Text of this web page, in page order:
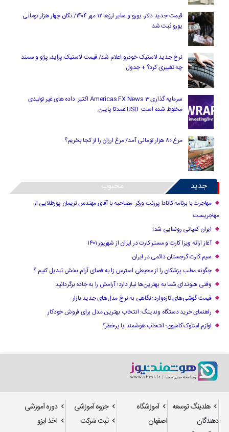
قیمت جدید دلار، یورو و سایر ارزها ۱۲ مهر ۱۴۰۴/ تکان چهار هزار تومانی
یورو ثبت شد
نرخ جدید لاستیک خودرو اعلام شد/ قیمت لاستیک پراید، پژو و سمند
چه تغییری کرد؟ + جدول
سرمایه گذاری Americas FX News 3 اکتبر: داده های غیر تولیدی
مخلوط شده است. USD عمدتا پایین.
مرغ ۸۰ هزار تومانی آمد/ مرغ ارزان را از کجا بخریم؟
جدید محبوب
مهاجرت با برنامه کانادا پرزنت ورکر: مصاحبه با آقای مهندس نریمان پورطلایی از
مهاجریست
ایران کمپانی رونمایی شد!
آغاز ارائه ویزا کارت و مستر کارت در ایران از شهریور ۱۴۰۱
سیم کارت گرجستان دائمی در ایران
چگونه مطب پزشکان را از محیطی استرس زا به فضای آرام بخش تبدیل کنیم ؟
وقتی هیوندای شما به بهترین‌ها نیاز دارد؛ آرامش را به جاده برگردانید
قیمت گوشی‌های تازه‌وارد؛ نگاهی به نرخ مدل‌های جدید بازار
راهنمای خرید دستگاه وندینگ: انتخاب بهترین مدل برای فروش خودکار
لوازم استوک کامیون؛ انتخاب هوشمند یا پرخطر؟
هلدینگ توسعه
دهندگان
آموزشگاه
اصفهان
جزوه آموزشی
دوره آموزشی
ثبت شرکت
اخذ ایزو